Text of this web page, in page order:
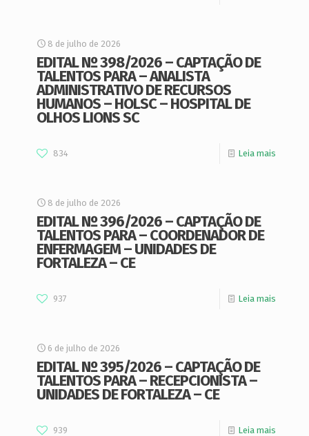
8 de julho de 2026
EDITAL Nº 398/2026 – CAPTAÇÃO DE
TALENTOS PARA – ANALISTA
ADMINISTRATIVO DE RECURSOS
HUMANOS – HOLSC – HOSPITAL DE
OLHOS LIONS SC
834 Leia mais
8 de julho de 2026
EDITAL Nº 396/2026 – CAPTAÇÃO DE
TALENTOS PARA – COORDENADOR DE
ENFERMAGEM – UNIDADES DE
FORTALEZA – CE
937 Leia mais
6 de julho de 2026
EDITAL Nº 395/2026 – CAPTAÇÃO DE
TALENTOS PARA – RECEPCIONISTA –
UNIDADES DE FORTALEZA – CE
939 Leia mais